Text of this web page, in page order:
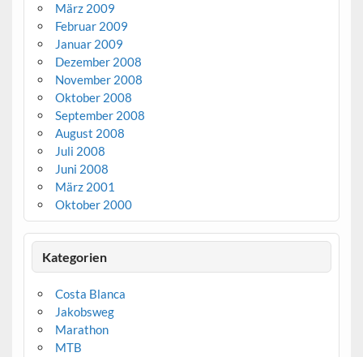
März 2009
Februar 2009
Januar 2009
Dezember 2008
November 2008
Oktober 2008
September 2008
August 2008
Juli 2008
Juni 2008
März 2001
Oktober 2000
Kategorien
Costa Blanca
Jakobsweg
Marathon
MTB